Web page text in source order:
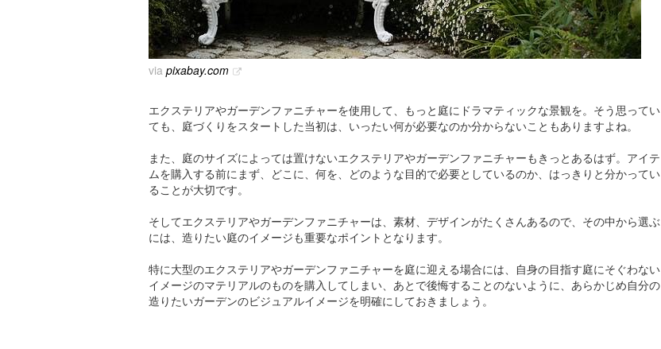
via pixabay.com
エクステリアやガーデンファニチャーを使用して、もっと庭にドラマティックな景観を。そう思ってい
ても、庭づくりをスタートした当初は、いったい何が必要なのか分からないこともありますよね。
また、庭のサイズによっては置けないエクステリアやガーデンファニチャーもきっとあるはず。アイテ
ムを購入する前にまず、どこに、何を、どのような目的で必要としているのか、はっきりと分かってい
ることが大切です。
そしてエクステリアやガーデンファニチャーは、素材、デザインがたくさんあるので、その中から選ぶ
には、造りたい庭のイメージも重要なポイントとなります。
特に大型のエクステリアやガーデンファニチャーを庭に迎える場合には、自身の目指す庭にそぐわない
イメージのマテリアルのものを購入してしまい、あとで後悔することのないように、あらかじめ自分の
造りたいガーデンのビジュアルイメージを明確にしておきましょう。